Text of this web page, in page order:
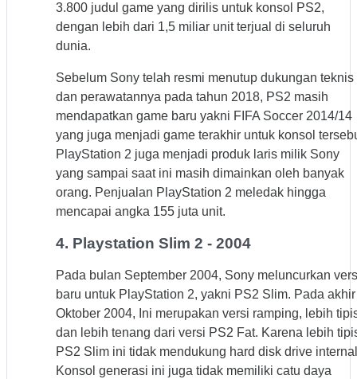
3.800 judul game yang dirilis untuk konsol PS2,
dengan lebih dari 1,5 miliar unit terjual di seluruh
dunia.
Sebelum Sony telah resmi menutup dukungan teknis
dan perawatannya pada tahun 2018, PS2 masih
mendapatkan game baru yakni FIFA Soccer 2014/14
yang juga menjadi game terakhir untuk konsol
PlayStation 2 juga menjadi produk laris milik Sony
yang sampai saat ini masih dimainkan oleh banyak
orang. Penjualan PlayStation 2 meledak hingga
mencapai angka 155 juta unit.
4. Playstation Slim 2 - 2004
Pada bulan September 2004, Sony meluncurkan
baru untuk PlayStation 2, yakni PS2 Slim. Pada akhir
Oktober 2004, Ini merupakan versi ramping, lebih
dan lebih tenang dari versi PS2 Fat. Karena lebih
PS2 Slim ini tidak mendukung hard disk drive
Konsol generasi ini juga tidak memiliki catu daya